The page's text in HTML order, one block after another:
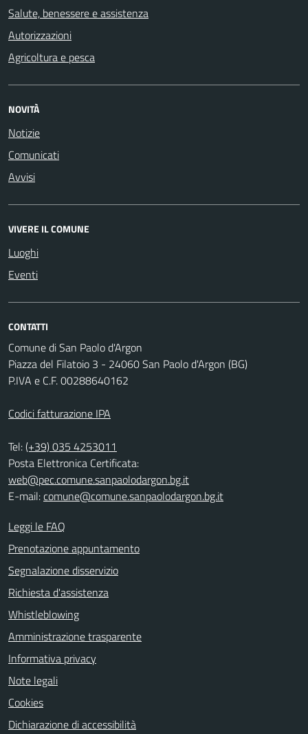
Salute, benessere e assistenza
Autorizzazioni
Agricoltura e pesca
NOVITÀ
Notizie
Comunicati
Avvisi
VIVERE IL COMUNE
Luoghi
Eventi
CONTATTI
Comune di San Paolo d'Argon
Piazza del Filatoio 3 - 24060 San Paolo d'Argon (BG)
P.IVA e C.F. 00288640162
Codici fatturazione IPA
Tel:(+39) 035 4253011
Posta Elettronica Certificata:
web@pec.comune.sanpaolodargon.bg.it
E-mail:comune@comune.sanpaolodargon.bg.it
Leggi le FAQ
Prenotazione appuntamento
Segnalazione disservizio
Richiesta d'assistenza
Whistleblowing
Amministrazione trasparente
Informativa privacy
Note legali
Cookies
Dichiarazione di accessibilità